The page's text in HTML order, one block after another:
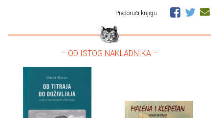
Preporuči knjigu
– OD ISTOG NAKLADNIKA –